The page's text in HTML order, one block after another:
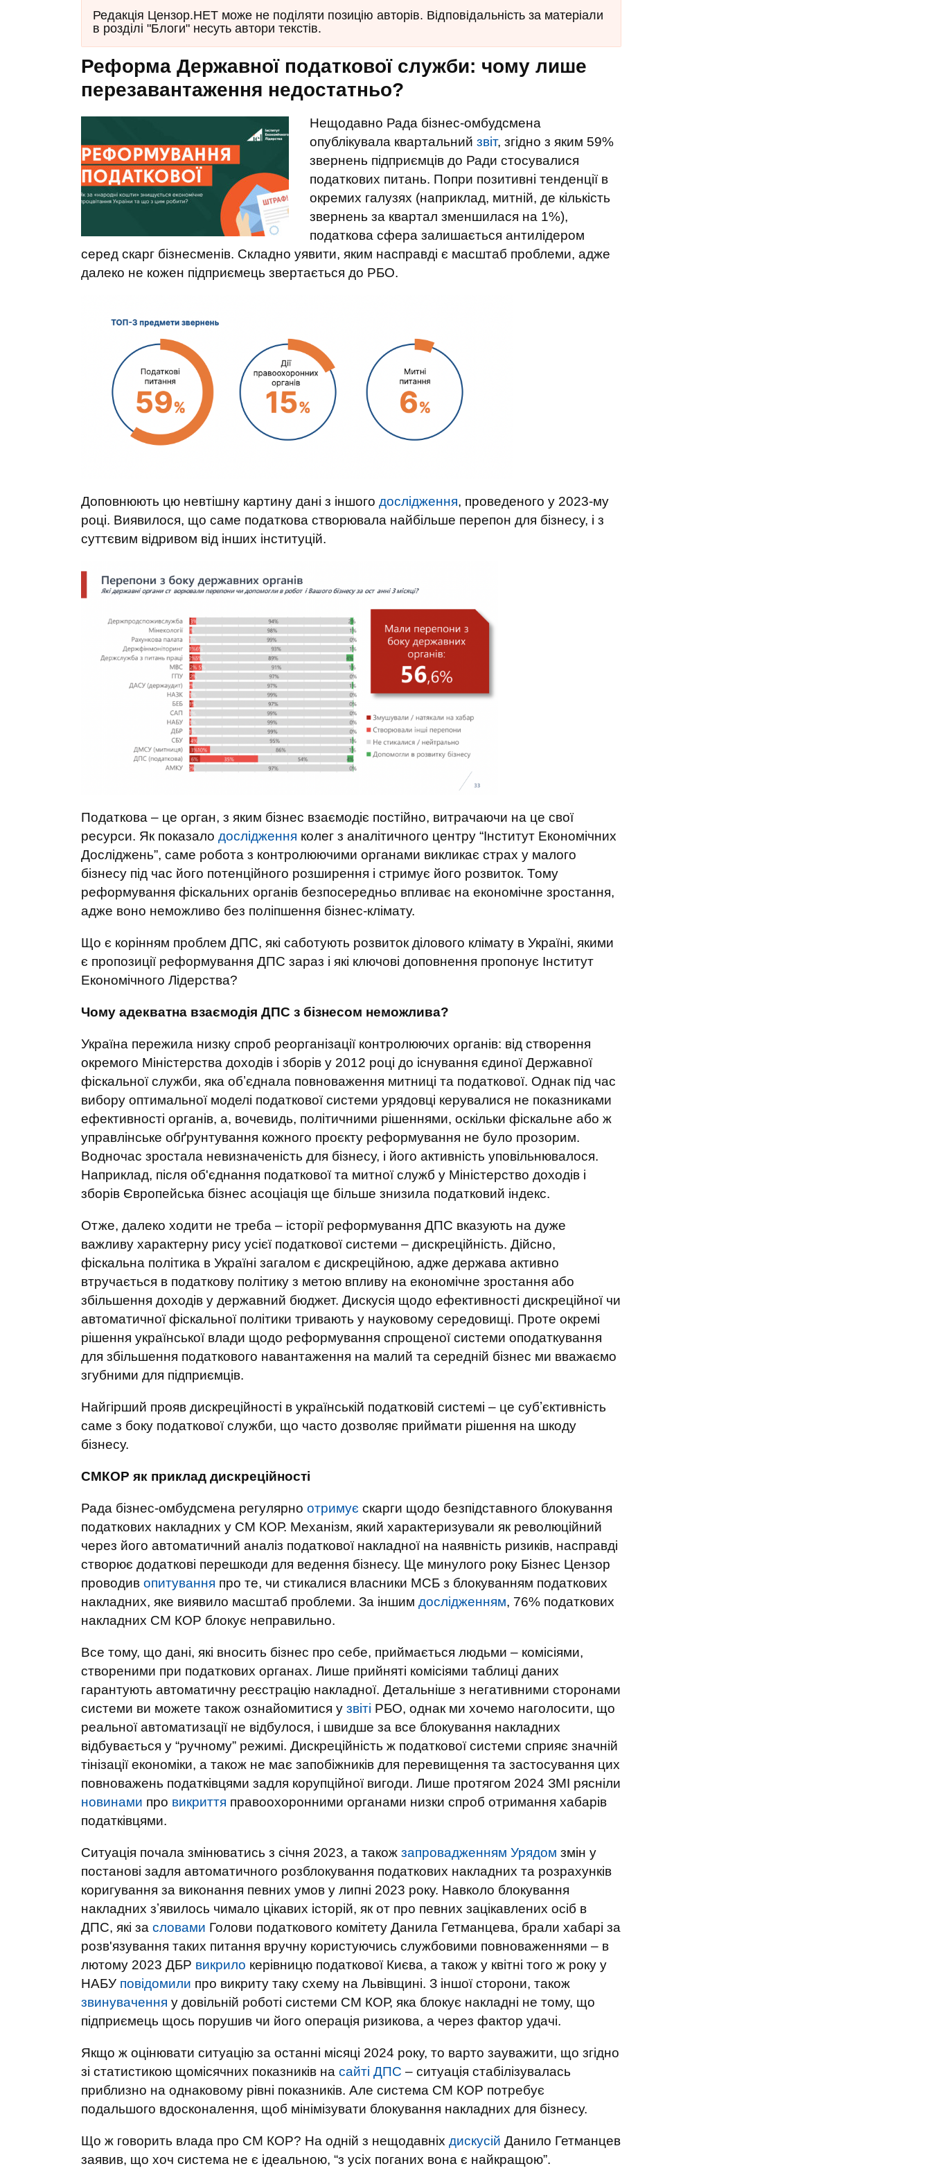
Редакція Цензор.НЕТ може не поділяти позицію авторів. Відповідальність за матеріали
в розділі "Блоги" несуть автори текстів.
Реформа Державної податкової служби: чому лише
перезавантаження недостатньо?
Нещодавно Рада бізнес-омбудсмена
опублікувала квартальний звіт, згідно з яким 59%
звернень підприємців до Ради стосувалися
податкових питань. Попри позитивні тенденції в
окремих галузях (наприклад, митній, де кількість
звернень за квартал зменшилася на 1%),
податкова сфера залишається антилідером
серед скарг бізнесменів. Складно уявити, яким насправді є масштаб проблеми, адже
далеко не кожен підприємець звертається до РБО.
Доповнюють цю невтішну картину дані з іншого дослідження, проведеного у 2023-му
році. Виявилося, що саме податкова створювала найбільше перепон для бізнесу, і з
суттєвим відривом від інших інституцій.
Податкова – це орган, з яким бізнес взаємодіє постійно, витрачаючи на це свої
ресурси. Як показало дослідження колег з аналітичного центру “Інститут Економічних
Досліджень”, саме робота з контролюючими органами викликає страх у малого
бізнесу під час його потенційного розширення і стримує його розвиток. Тому
реформування фіскальних органів безпосередньо впливає на економічне зростання,
адже воно неможливо без поліпшення бізнес-клімату.
Що є корінням проблем ДПС, які саботують розвиток ділового клімату в Україні, якими
є пропозиції реформування ДПС зараз і які ключові доповнення пропонує Інститут
Економічного Лідерства?
Чому адекватна взаємодія ДПС з бізнесом неможлива?
Україна пережила низку спроб реорганізації контролюючих органів: від створення
окремого Міністерства доходів і зборів у 2012 році до існування єдиної Державної
фіскальної служби, яка обʼєднала повноваження митниці та податкової. Однак під час
вибору оптимальної моделі податкової системи урядовці керувалися не показниками
ефективності органів, а, вочевидь, політичними рішеннями, оскільки фіскальне або ж
управлінське обґрунтування кожного проєкту реформування не було прозорим.
Водночас зростала невизначеність для бізнесу, і його активність уповільнювалося.
Наприклад, після об'єднання податкової та митної служб у Міністерство доходів і
зборів Європейська бізнес асоціація ще більше знизила податковий індекс.
Отже, далеко ходити не треба – історії реформування ДПС вказують на дуже
важливу характерну рису усієї податкової системи – дискреційність. Дійсно,
фіскальна політика в Україні загалом є дискреційною, адже держава активно
втручається в податкову політику з метою впливу на економічне зростання або
збільшення доходів у державний бюджет. Дискусія щодо ефективності дискреційної чи
автоматичної фіскальної політики тривають у науковому середовищі. Проте окремі
рішення української влади щодо реформування спрощеної системи оподаткування
для збільшення податкового навантаження на малий та середній бізнес ми вважаємо
згубними для підприємців.
Найгірший прояв дискреційності в українській податковій системі – це субʼєктивність
саме з боку податкової служби, що часто дозволяє приймати рішення на шкоду
бізнесу.
СМКОР як приклад дискреційності
Рада бізнес-омбудсмена регулярно отримує скарги щодо безпідставного блокування
податкових накладних у СМ КОР. Механізм, який характеризували як революційний
через його автоматичний аналіз податкової накладної на наявність ризиків, насправді
створює додаткові перешкоди для ведення бізнесу. Ще минулого року Бізнес Цензор
проводив опитування про те, чи стикалися власники МСБ з блокуванням податкових
накладних, яке виявило масштаб проблеми. За іншим дослідженням, 76% податкових
накладних СМ КОР блокує неправильно.
Все тому, що дані, які вносить бізнес про себе, приймається людьми – комісіями,
створеними при податкових органах. Лише прийняті комісіями таблиці даних
гарантують автоматичну реєстрацію накладної. Детальніше з негативними сторонами
системи ви можете також ознайомитися у звіті РБО, однак ми хочемо наголосити, що
реальної автоматизації не відбулося, і швидше за все блокування накладних
відбувається у “ручному” режимі. Дискреційність ж податкової системи сприяє значній
тінізації економіки, а також не має запобіжників для перевищення та застосування цих
повноважень податківцями задля корупційної вигоди. Лише протягом 2024 ЗМІ рясніли
новинами про викриття правоохоронними органами низки спроб отримання хабарів
податківцями.
Ситуація почала змінюватись з січня 2023, а також запровадженням Урядом змін у
постанові задля автоматичного розблокування податкових накладних та розрахунків
коригування за виконання певних умов у липні 2023 року. Навколо блокування
накладних зʼявилось чимало цікавих історій, як от про певних зацікавлених осіб в
ДПС, які за словами Голови податкового комітету Данила Гетманцева, брали хабарі за
розв'язування таких питання вручну користуючись службовими повноваженнями – в
лютому 2023 ДБР викрило керівницю податкової Києва, а також у квітні того ж року у
НАБУ повідомили про викриту таку схему на Львівщині. З іншої сторони, також
звинувачення у довільній роботі системи СМ КОР, яка блокує накладні не тому, що
підприємець щось порушив чи його операція ризикова, а через фактор удачі.
Якщо ж оцінювати ситуацію за останні місяці 2024 року, то варто зауважити, що згідно
зі статистикою щомісячних показників на сайті ДПС – ситуація стабілізувалась
приблизно на однаковому рівні показників. Але система СМ КОР потребує
подальшого вдосконалення, щоб мінімізувати блокування накладних для бізнесу.
Що ж говорить влада про СМ КОР? На одній з нещодавніх дискусій Данило Гетманцев
заявив, що хоч система не є ідеальною, “з усіх поганих вона є найкращою”.